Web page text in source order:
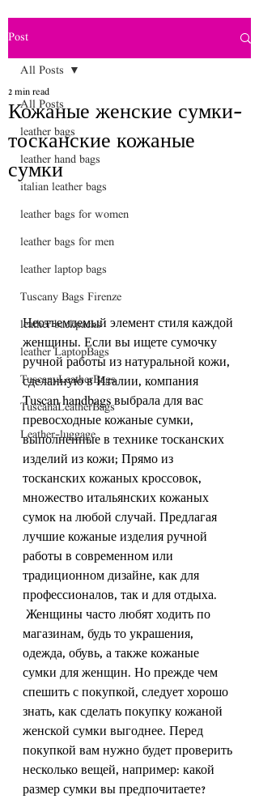
Post
All Posts
leather bags
leather hand bags
italian leather bags
leather bags for women
leather bags for men
leather laptop bags
Tuscany Bags Firenze
leather backpacks
leather LaptopBags
TuscanyLeatherBags
TuscanaLeatherBags
Leather-luggage
All Posts
Кожаные женские сумки-
тосканские кожаные
сумки
2 min read
Неотъемлемый элемент стиля каждой
женщины. Если вы ищете сумочку
ручной работы из натуральной кожи,
сделанную в Италии, компания
Tuscan handbags выбрала для вас
превосходные кожаные сумки,
выполненные в технике тосканских
изделий из кожи; Прямо из
тосканских кожаных кроссовок,
множество итальянских кожаных
сумок на любой случай. Предлагая
лучшие кожаные изделия ручной
работы в современном или
традиционном дизайне, как для
профессионалов, так и для отдыха.
магазинам, будь то украшения,
одежда, обувь, а также кожаные
сумки для женщин. Но прежде чем
спешить с покупкой, следует хорошо
знать, как сделать покупку кожаной
женской сумки выгоднее. Перед
покупкой вам нужно будет проверить
несколько вещей, например: какой
размер сумки вы предпочитаете?